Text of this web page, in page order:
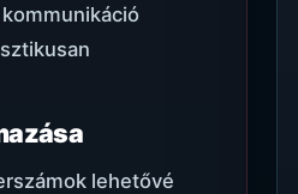
lehetővé